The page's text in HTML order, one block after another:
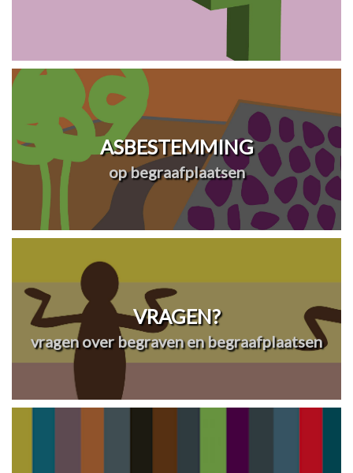
ASBESTEMMING
op begraafplaatsen
VRAGEN?
vragen over begraven en begraafplaatsen